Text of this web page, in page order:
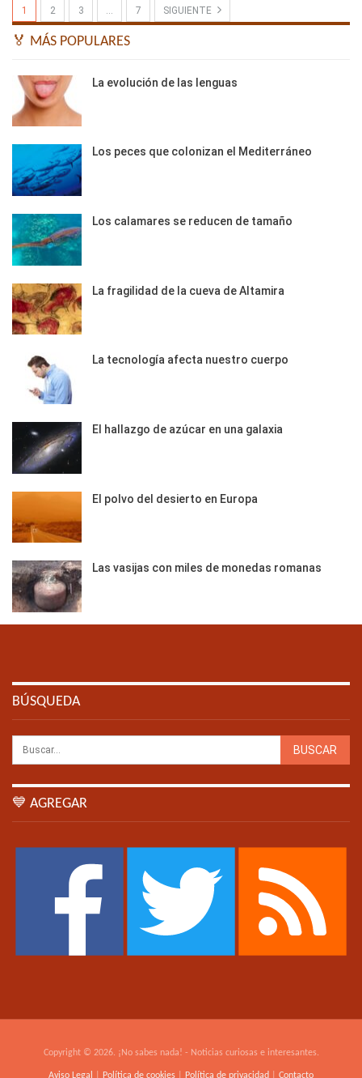
1 2 3 … 7 SIGUIENTE
🏅 MÁS POPULARES
La evolución de las lenguas
Los peces que colonizan el Mediterráneo
Los calamares se reducen de tamaño
La fragilidad de la cueva de Altamira
La tecnología afecta nuestro cuerpo
El hallazgo de azúcar en una galaxia
El polvo del desierto en Europa
Las vasijas con miles de monedas romanas
BÚSQUEDA
💙 AGREGAR
Copyright © 2026. ¡No sabes nada! - Noticias curiosas e interesantes.
Aviso Legal Política de cookies Política de privacidad Contacto